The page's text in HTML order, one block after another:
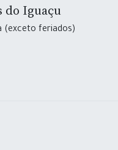
do Iguaçu
(exceto feriados)